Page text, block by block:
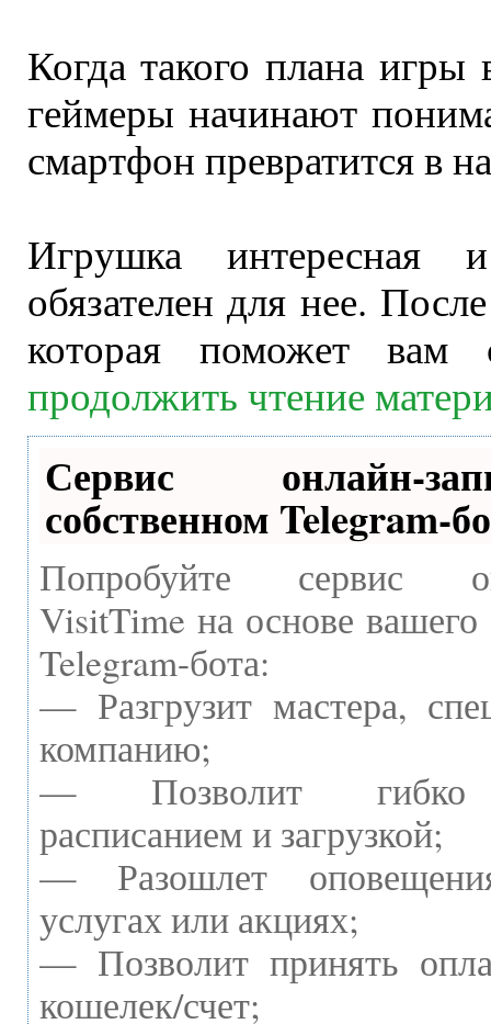
Когда такого плана
геймеры начинают
смартфон превратится в
Игрушка интересная
обязателен для нее.
которая поможет
продолжить чтение
Сервис онлайн-
собственном Telegram-
Попробуйте сервис
VisitTime на основе вашего
Telegram-бота:
— Разгрузит мастера,
компанию;
— Позволит гибко
расписанием и загрузкой;
— Разошлет
услугах или акциях;
— Позволит принять
кошелек/счет;